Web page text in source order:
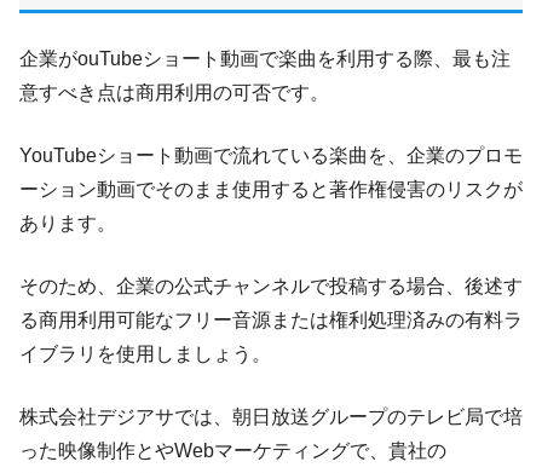
企業がouTubeショート動画で楽曲を利用する際、最も注
意すべき点は商用利用の可否です。
YouTubeショート動画で流れている楽曲を、企業のプロモ
ーション動画でそのまま使用すると著作権侵害のリスクが
あります。
そのため、企業の公式チャンネルで投稿する場合、後述す
る商用利用可能なフリー音源または権利処理済みの有料ラ
イブラリを使用しましょう。
株式会社デジアサでは、朝日放送グループのテレビ局で培
った映像制作とやWebマーケティングで、貴社の